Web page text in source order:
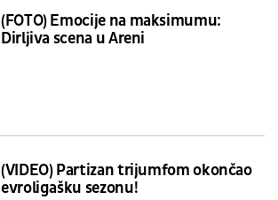
(FOTO) Emocije na maksimumu:
Dirljiva scena u Areni
(VIDEO) Partizan trijumfom okončao
evroligašku sezonu!